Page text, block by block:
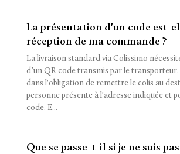
La présentation d'un code est-
réception de ma commande ?
La livraison standard via Colissimo
d’un QR code transmis par le
dans l'obligation de remettre le colis au
personne présente à l'adresse indiquée et
code. E...
Que se passe-t-il si je ne suis